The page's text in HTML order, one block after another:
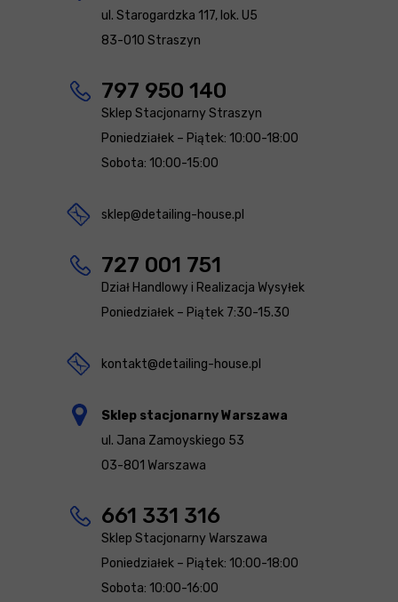
ul. Starogardzka 117, lok. U5
83-010 Straszyn
797 950 140
Sklep Stacjonarny Straszyn
Poniedziałek – Piątek: 10:00-18:00
Sobota: 10:00-15:00
sklep@detailing-house.pl
727 001 751
Dział Handlowy i Realizacja Wysyłek
Poniedziałek – Piątek 7:30-15.30
kontakt@detailing-house.pl
Sklep stacjonarny Warszawa
ul. Jana Zamoyskiego 53
03-801 Warszawa
661 331 316
Sklep Stacjonarny Warszawa
Poniedziałek – Piątek: 10:00-18:00
Sobota: 10:00-16:00